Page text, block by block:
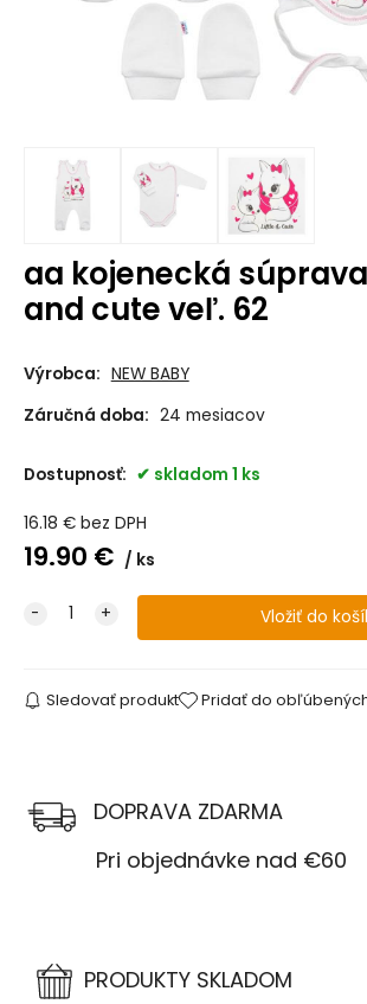
aa kojenecká
and cute veľ. 62
Výrobca: NEW BABY
Záručná doba: 24 mesiacov
Dostupnosť: skladom 1 ks
16.18 € bez DPH
19.90 € ks
Sledovať produkt Pridať do
DOPRAVA ZDARMA
Pri objednávke nad €60
PRODUKTY SKLADOM